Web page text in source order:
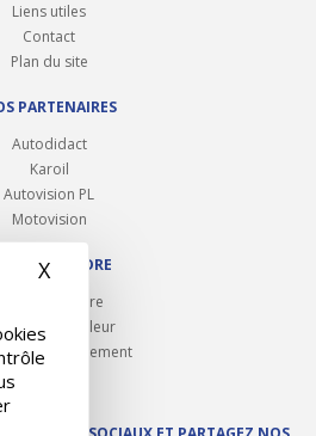
X Masquer le bandeau des
Liens utiles
Contact
Plan du site
PARTENAIRES
Autodidact
Karoil
Autovision PL
Motovision
REJOINDRE
Ouvrir un centre
contrôleur
et recrutement